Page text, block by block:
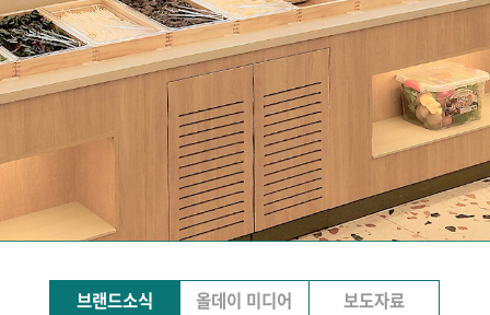
브랜드소식 올데이 미디어
보도자료